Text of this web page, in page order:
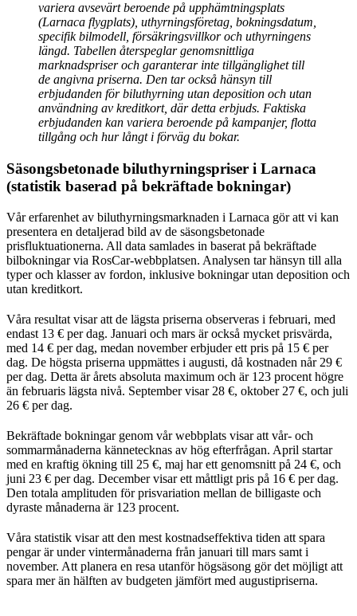
variera avsevärt beroende på upphämtningsplats
(Larnaca flygplats), uthyrningsföretag, bokningsdatum,
specifik bilmodell, försäkringsvillkor och uthyrningens
längd. Tabellen återspeglar genomsnittliga
marknadspriser och garanterar inte tillgänglighet till
de angivna priserna. Den tar också hänsyn till
erbjudanden för biluthyrning utan deposition och utan
användning av kreditkort, där detta erbjuds. Faktiska
erbjudanden kan variera beroende på kampanjer, flotta
tillgång och hur långt i förväg du bokar.
Säsongsbetonade biluthyrningspriser i Larnaca
(statistik baserad på bekräftade bokningar)
Vår erfarenhet av biluthyrningsmarknaden i Larnaca gör att vi kan
presentera en detaljerad bild av de säsongsbetonade
prisfluktuationerna. All data samlades in baserat på bekräftade
bilbokningar via RosCar-webbplatsen. Analysen tar hänsyn till alla
typer och klasser av fordon, inklusive bokningar utan deposition och
utan kreditkort.
Våra resultat visar att de lägsta priserna observeras i februari, med
endast 13 € per dag. Januari och mars är också mycket prisvärda,
med 14 € per dag, medan november erbjuder ett pris på 15 € per
dag. De högsta priserna uppmättes i augusti, då kostnaden når 29 €
per dag. Detta är årets absoluta maximum och är 123 procent högre
än februaris lägsta nivå. September visar 28 €, oktober 27 €, och juli
26 € per dag.
Bekräftade bokningar genom vår webbplats visar att vår- och
sommarmånaderna kännetecknas av hög efterfrågan. April startar
med en kraftig ökning till 25 €, maj har ett genomsnitt på 24 €, och
juni 23 € per dag. December visar ett måttligt pris på 16 € per dag.
Den totala amplituden för prisvariation mellan de billigaste och
dyraste månaderna är 123 procent.
Våra statistik visar att den mest kostnadseffektiva tiden att spara
pengar är under vintermånaderna från januari till mars samt i
november. Att planera en resa utanför högsäsong gör det möjligt att
spara mer än hälften av budgeten jämfört med augustipriserna.